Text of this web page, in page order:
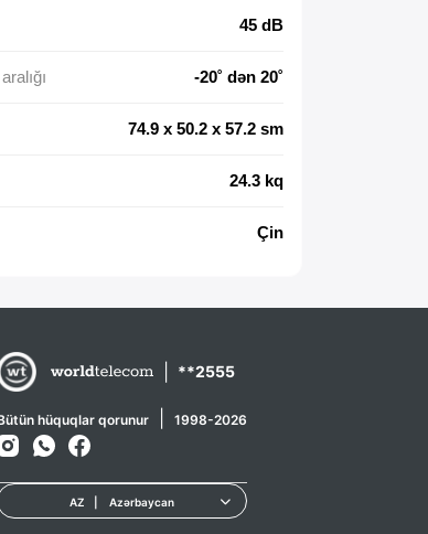
45 dB
-20˚ dən 20˚
74.9 x 50.2 x 57.2 sm
24.3 kq
Çin
**2555
hüquqlar qorunur 1998-2026
AZ Azərbaycan